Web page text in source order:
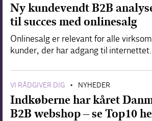
Ny kundevendt B2B
til succes med onlinesalg
Onlinesalg er relevant for alle
kunder, der har adgang til internettet.
VI RÅDGIVER DIG • NYHEDER
Indkøberne har kåret
B2B webshop – se Top10